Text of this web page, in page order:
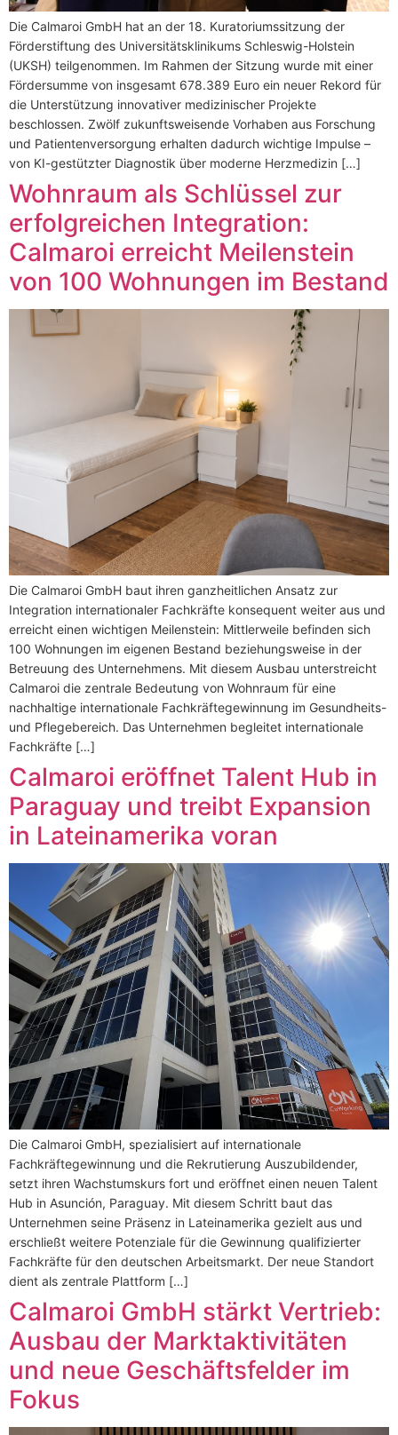
Die Calmaroi GmbH hat an der 18. Kuratoriumssitzung der
Förderstiftung des Universitätsklinikums Schleswig-Holstein
(UKSH) teilgenommen. Im Rahmen der Sitzung wurde mit einer
Fördersumme von insgesamt 678.389 Euro ein neuer Rekord für
die Unterstützung innovativer medizinischer Projekte
beschlossen. Zwölf zukunftsweisende Vorhaben aus Forschung
und Patientenversorgung erhalten dadurch wichtige Impulse –
von KI-gestützter Diagnostik über moderne Herzmedizin […]
Wohnraum als Schlüssel zur
erfolgreichen Integration:
Calmaroi erreicht Meilenstein
von 100 Wohnungen im Bestand
Die Calmaroi GmbH baut ihren ganzheitlichen Ansatz zur
Integration internationaler Fachkräfte konsequent weiter aus und
erreicht einen wichtigen Meilenstein: Mittlerweile befinden sich
100 Wohnungen im eigenen Bestand beziehungsweise in der
Betreuung des Unternehmens. Mit diesem Ausbau unterstreicht
Calmaroi die zentrale Bedeutung von Wohnraum für eine
nachhaltige internationale Fachkräftegewinnung im Gesundheits-
und Pflegebereich. Das Unternehmen begleitet internationale
Fachkräfte […]
Calmaroi eröffnet Talent Hub in
Paraguay und treibt Expansion
in Lateinamerika voran
Die Calmaroi GmbH, spezialisiert auf internationale
Fachkräftegewinnung und die Rekrutierung Auszubildender,
setzt ihren Wachstumskurs fort und eröffnet einen neuen Talent
Hub in Asunción, Paraguay. Mit diesem Schritt baut das
Unternehmen seine Präsenz in Lateinamerika gezielt aus und
erschließt weitere Potenziale für die Gewinnung qualifizierter
Fachkräfte für den deutschen Arbeitsmarkt. Der neue Standort
dient als zentrale Plattform […]
Calmaroi GmbH stärkt Vertrieb:
Ausbau der Marktaktivitäten
und neue Geschäftsfelder im
Fokus